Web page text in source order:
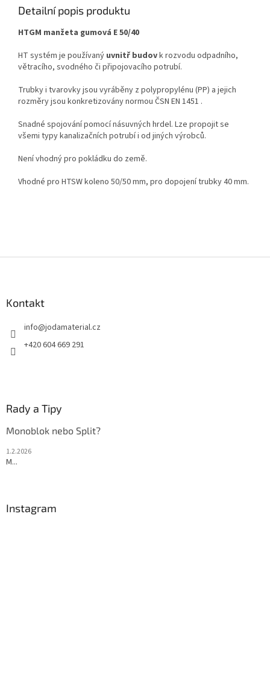
Detailní popis produktu
HTGM manžeta gumová E 50/40
HT systém je používaný uvnitř budovk rozvodu odpadního,
větracího, svodného či připojovacího potrubí.
Trubky i tvarovky jsou vyráběny z polypropylénu (PP) a jejich
rozměry jsou konkretizovány normou ČSN EN 1451 .
Snadné spojování pomocí násuvných hrdel. Lze propojit se
všemi typy kanalizačních potrubí i od jiných výrobců.
Není vhodný pro pokládku do země.
Vhodné pro HTSW koleno 50/50 mm, pro dopojení trubky 40 mm.
Kontakt
info@jodamaterial.cz
+420 604 669 291
Rady a Tipy
Monoblok nebo Split?
1.2.2026
M...
Instagram